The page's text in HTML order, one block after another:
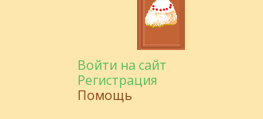
Войти на сайт
Регистрация
Помощь